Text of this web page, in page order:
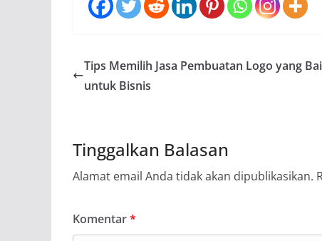
Tips Memilih Jasa Pembuatan Logo yang
untuk Bisnis
Tinggalkan Balasan
Alamat email Anda tidak akan dipublikasikan.
Komentar*